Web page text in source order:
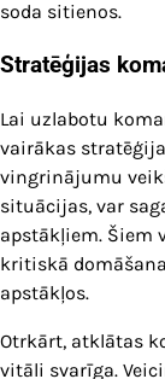
soda sitienos.
Stratēģijas
Lai uzlabotu
vairākas
vingrinājumu
situācijas, var
apstākļiem. Šiem
kritiskā
apstākļos.
Otrkārt, atklātas
vitāli svarīga.